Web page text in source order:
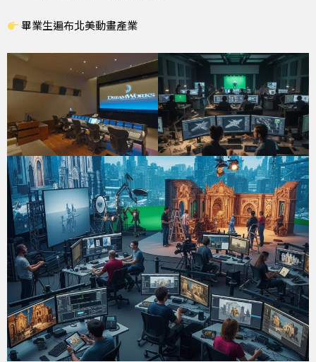
畢業生遍布北美動畫產業